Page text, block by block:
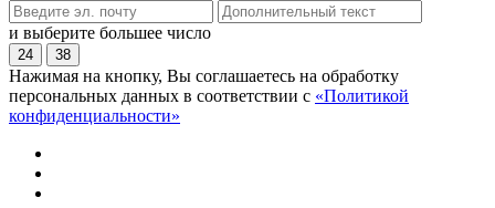
и выберите большее число
24 38
Нажимая на кнопку, Вы соглашаетесь на обработку
персональных данных в соответствии с «Политикой
конфиденциальности»